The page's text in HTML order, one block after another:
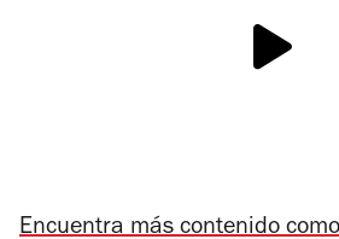
Encuentra más contenido